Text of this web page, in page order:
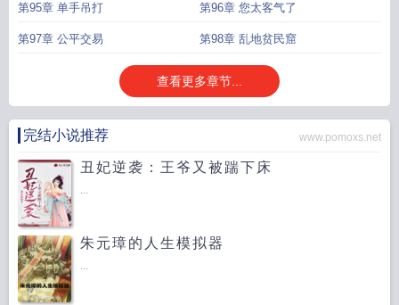
第95章 单手吊打 第96章 您太客气了
第97章 公平交易 第98章 乱地贫民窟
查看更多章节...
完结小说推荐 www.pomoxs.net
丑妃逆袭：王爷又被踹下床
...
朱元璋的人生模拟器
...